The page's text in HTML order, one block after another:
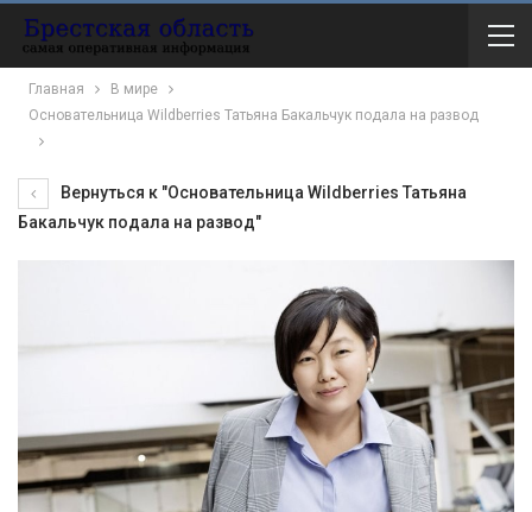
Главная
В мире
Основательница Wildberries Татьяна Бакальчук подала на развод
Вернуться к "Основательница Wildberries Татьяна
Бакальчук подала на развод"